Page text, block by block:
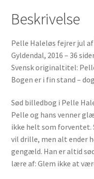
Beskrivelse
Pelle Haleløs fejrer jul af
Gyldendal, 2016 – 36
Svensk originaltitel:
Bogen er i fin stand –
Sød billedbog i Pelle
Pelle og hans venner
ikke helt som forventet.
vil drille, men alt ender
gengæld. Han er altid
lære af: Glem ikke at